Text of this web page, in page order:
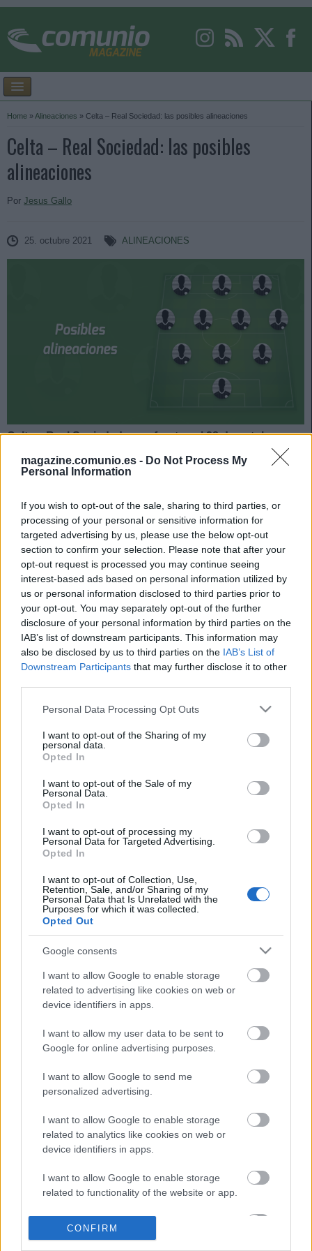
magazine.comunio.es - Do Not Process My
Personal Information
If you wish to opt-out of the sale, sharing to third parties, or
processing of your personal or sensitive information for
targeted advertising by us, please use the below opt-out
section to confirm your selection. Please note that after your
opt-out request is processed you may continue seeing
interest-based ads based on personal information utilized by
us or personal information disclosed to third parties prior to
your opt-out. You may separately opt-out of the further
disclosure of your personal information by third parties on the
IAB’s list of downstream participants. This information may
also be disclosed by us to third parties on the IAB’s List of
Downstream Participants that may further disclose it to other
Please note that this website/app uses one or more Google
not limited to your visit or usage behaviour. You may click to
grant or deny consent to Google and its third-party tags to
use your data for below specified purposes in below Google
consent section.
Personal Data Processing Opt Outs
I want to opt-out of the Sharing of my
personal data.
Opted In
I want to opt-out of the Sale of my
Personal Data.
Opted In
I want to opt-out of processing my
Personal Data for Targeted Advertising.
Opted In
I want to opt-out of Collection, Use,
Retention, Sale, and/or Sharing of my
Personal Data that Is Unrelated with the
Purposes for which it was collected.
Opted Out
Google consents
I want to allow Google to enable storage
related to advertising like cookies on web or
device identifiers in apps.
I want to allow my user data to be sent to
Google for online advertising purposes.
I want to allow Google to send me
personalized advertising.
I want to allow Google to enable storage
related to analytics like cookies on web or
device identifiers in apps.
I want to allow Google to enable storage
related to functionality of the website or app.
I want to allow Google to enable storage
CONFIRM
Home »Alineaciones » Celta – Real Sociedad: las posibles alineaciones
Celta – Real Sociedad: las posibles
alineaciones
Por Jesus Gallo
25. octubre 2021 ALINEACIONES
Celta y Real Sociedad se enfrentan el 28 de octubre a
las 19:00 horas. ¿Quién jugará en los locales? ¿Cuál
será la alineación que presente Imanol? A continuación,
Celta
Posible alineación: Dituro – Hugo Mallo, Aidoo, Murillo
(Araujo), Javi Galán – Fran Beltrán (Tapia), Brais Méndez,
Denis Suárez, Cervi (Nolito) – Iago Aspas, Santi Mina.
Estos jugadores son baja: Fontán (esguince de rodilla).
Estos jugadores son duda:
Posibles modificaciones : Coudet podría introducir algún
Araujo dar descanso a Murillo. Tapia está recuperado y
Ganadores valor mercado (16-22 octubre): RDT, el
más demandado
El mercado sigue con su tendencia
millones en los últimos 7 días. Aún
así, hubo jugadores que
han sido los cinco ganadores de la
semana.
Real Sociedad
Posible alineación: Remiro – Zaldua (Gorosabel), Le
Normand (Zubeldia), Aritz Elustondo, Aihen Muñoz –
Portu, Isak.
Guridi (lesión muscular), Illarramendi, Barrenetxea
(espalda), Carlos Fernández (rodilla), Monreal (rodilla),
Estos jugadores son duda:
rotaciones y jugadores como Portu, Januzaj y Aihen
volverán al equipo titular. Beñat Turrientes podría ser la gran
novedad en el centro del campo, dando descanso a David
Silva. Navarro opta también a ese puesto.